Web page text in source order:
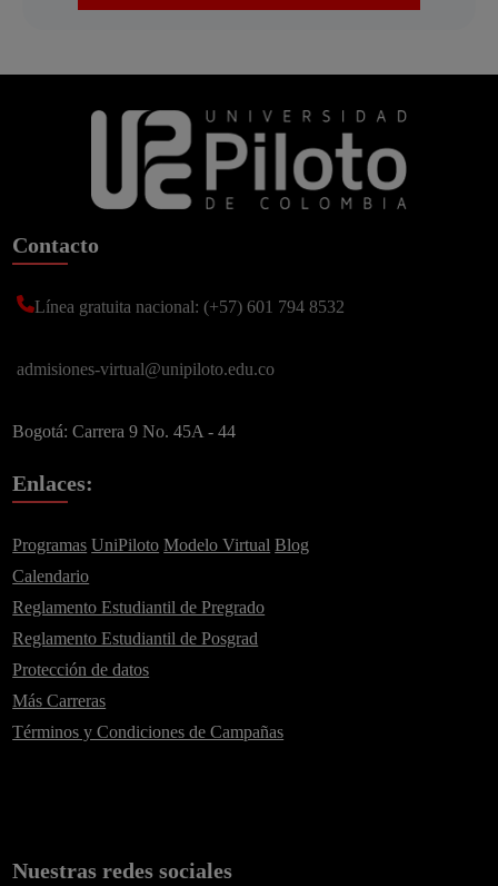
Recibe lo más reciente en tu correo
Contacto
Línea gratuita nacional: (+57) 601 794 8532
admisiones-virtual@unipiloto.edu.co
Bogotá: Carrera 9 No. 45A - 44
Enlaces:
Programas UniPiloto Modelo Virtual Blog
Calendario
Reglamento Estudiantil de Pregrado
Reglamento Estudiantil de Posgrad
Protección de datos
Más Carreras
Términos y Condiciones de Campañas
Nuestras redes sociales